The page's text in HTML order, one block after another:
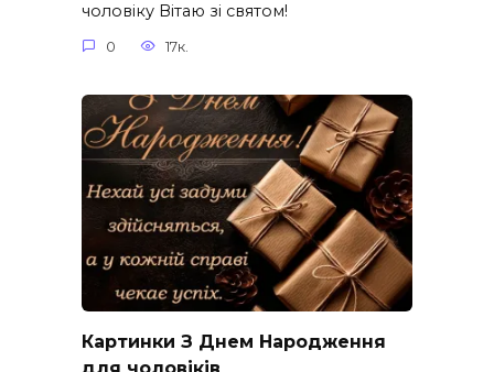
чоловіку Вітаю зі святом!
0 17к.
Картинки З Днем Народження
для чоловіків​